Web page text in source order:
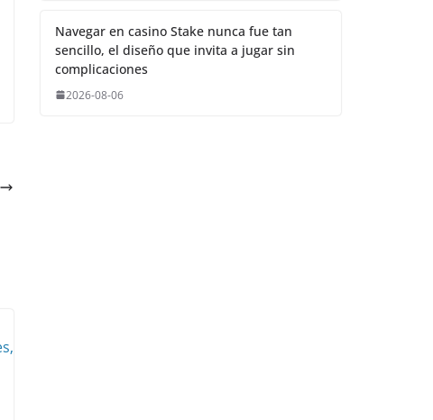
Navegar en casino Stake nunca fue tan
sencillo, el diseño que invita a jugar sin
complicaciones
2026-08-06